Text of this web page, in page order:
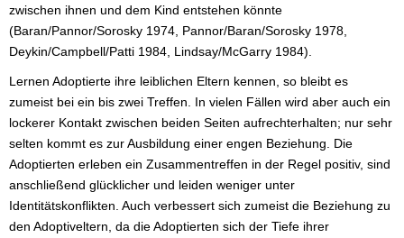
zwischen ihnen und dem Kind entstehen könnte
(Baran/Pannor/Sorosky 1974, Pannor/Baran/Sorosky 1978,
Deykin/Campbell/Patti 1984, Lindsay/McGarry 1984).
Lernen Adoptierte ihre leiblichen Eltern kennen, so bleibt es
zumeist bei ein bis zwei Treffen. In vielen Fällen wird aber auch ein
lockerer Kontakt zwischen beiden Seiten aufrechterhalten; nur sehr
selten kommt es zur Ausbildung einer engen Beziehung. Die
Adoptierten erleben ein Zusammentreffen in der Regel positiv, sind
anschließend glücklicher und leiden weniger unter
Identitätskonflikten. Auch verbessert sich zumeist die Beziehung zu
den Adoptiveltern, da die Adoptierten sich der Tiefe ihrer